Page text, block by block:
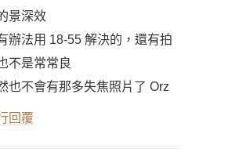
景深效
辦法用 18-55 解決的，還有拍
不是常常良
也不會有那多失焦照片了 Orz
回覆